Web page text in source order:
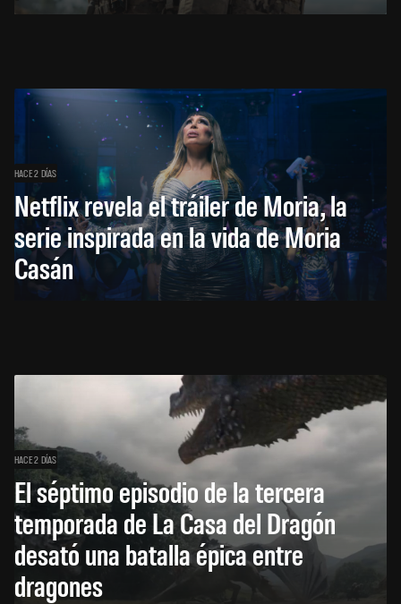
HACE 2 DÍAS
Netflix revela el tráiler de Moria, la
serie inspirada en la vida de Moria
Casán
HACE 2 DÍAS
El séptimo episodio de la tercera
temporada de La Casa del Dragón
desató una batalla épica entre
dragones